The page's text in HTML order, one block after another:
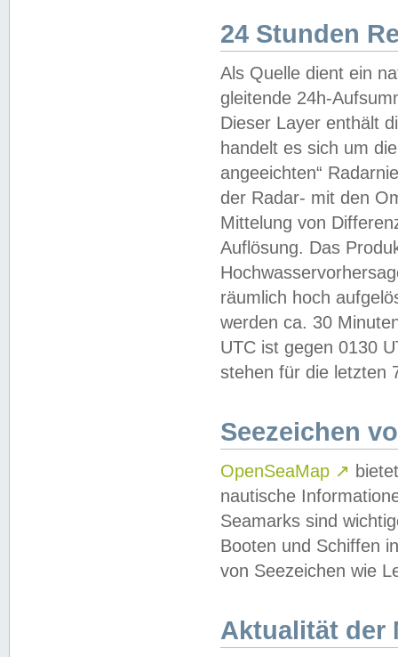
24 Stunden
Als Quelle dient ein
gleitende 24h-
Dieser Layer enthält
handelt es sich um
angeeichten“
der Radar- mit den
Mittelung von
Auflösung. Das
räumlich hoch
werden ca. 30
UTC ist gegen 0130
stehen für die letzten
Seezeichen
OpenSeaMap ↗
nautische
Seamarks sind
Booten und Schiffen
von Seezeichen wie
Aktualität der